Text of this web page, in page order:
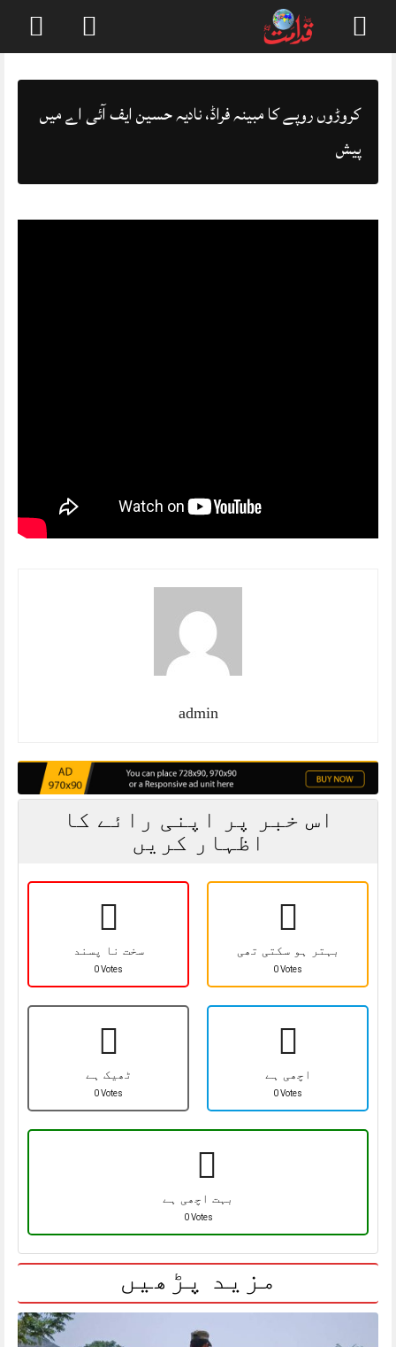
content
کروڑوں روپے کا مبینہ فراڈ، نادیہ حسین ایف آئی اے میں‌
پیش
admin
اس خبر پر اپنی رائے کا
اظہار کریں
سخت نا پسند
0 Votes
بہتر ہو سکتی تھی
0 Votes
ٹھیک ہے
0 Votes
اچھی ہے
0 Votes
بہت اچھی ہے
0 Votes
مزید پڑھیں